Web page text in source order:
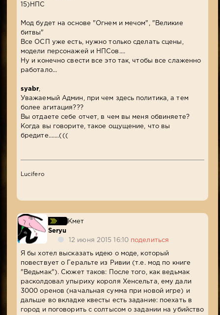
15)НПС
Мод будет на основе "Огнем и мечом", "Великие
битвы"
Все ОСП уже есть, нужно только сделать сцены,
модели персонажей и НПСов....
Ну и конечно свести все это так, чтобы все слаженно
работало...
syabr
Уважаемый Админ, при чем здесь политика, а тем
более агитация???
Вы отдаете себе отчет, в чем вы меня обвиняете?
Когда вы говорите, такое ощущение, что вы
бредите.......(((
Lucifero
Кмет
Seryu
12 июня 2015 16:10 поделиться
Я бы хотел высказать идею о моде, который
повествует о Геральте из Ривии (т.е. мод по книге
"Ведьмак"). Сюжет таков: После того, как ведьмак
расколдовал упыриху короля Хенсельта, ему дали
3000 оренов (начальная сумма при новой игре) и
дальше во вкладке квесты есть задание: поехать в
город и поговорить с солтысом о задании на убийство